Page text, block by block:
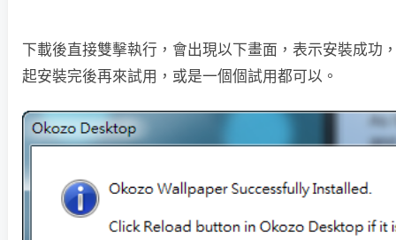
下載後直接雙擊執行，會出現以下畫面，表示安裝成功
起安裝完後再來試用，或是一個個試用都可以。